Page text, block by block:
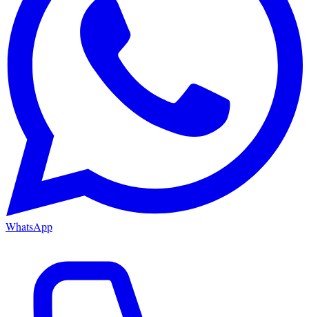
WhatsApp